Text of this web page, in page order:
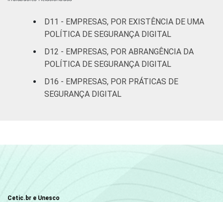
DE
ATUAÇÃO
transformação
72
Construção 75
Comércio,
reparação de
D11 - EMPRESAS, POR EXISTÊNCIA DE UMA
POLÍTICA DE SEGURANÇA DIGITAL
D12 - EMPRESAS, POR ABRANGÊNCIA DA
POLÍTICA DE SEGURANÇA DIGITAL
D16 - EMPRESAS, POR PRÁTICAS DE
SEGURANÇA DIGITAL
Cetic.br e Unesco